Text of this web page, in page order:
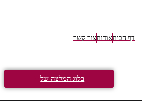
דף הביתאודותצור קשר
בלוג המלצה של